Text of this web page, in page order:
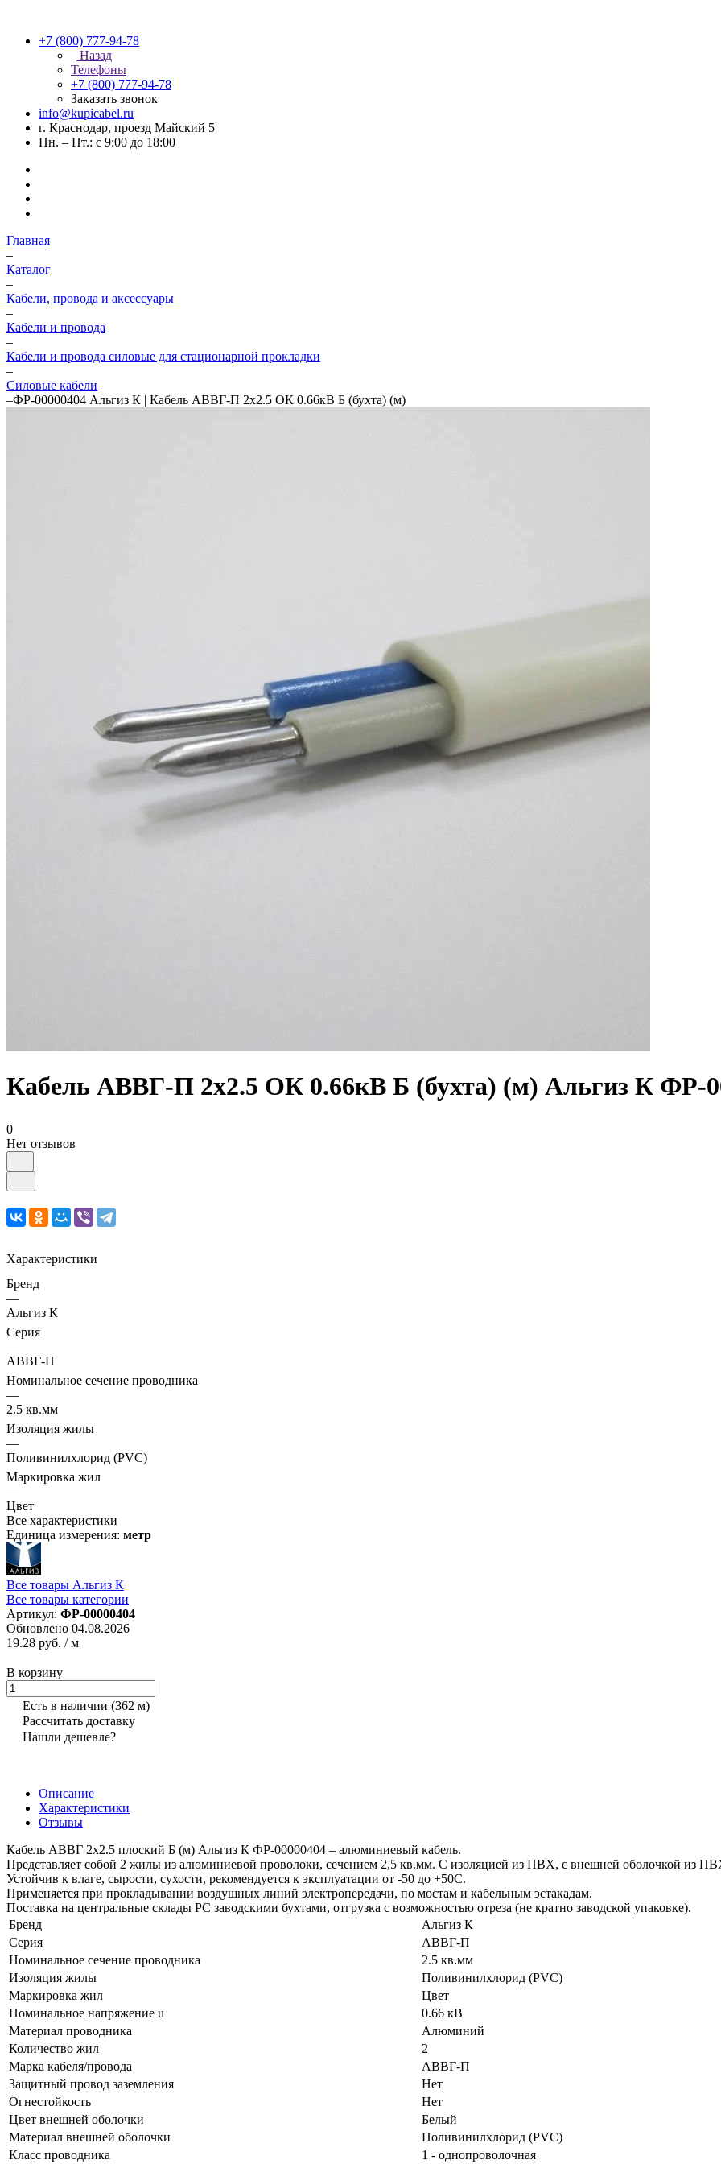
+7 (800) 777-94-78
Назад
Телефоны
+7 (800) 777-94-78
Заказать звонок
info@kupicabel.ru
г. Краснодар, проезд Майский 5
Пн. – Пт.: с 9:00 до 18:00
Главная
–
Каталог
–
Кабели, провода и аксессуары
–
Кабели и провода
–
Кабели и провода силовые для стационарной прокладки
–
Силовые кабели
–ФР-00000404 Альгиз К | Кабель АВВГ-П 2х2.5 ОК 0.66кВ Б (бухта) (м)
Кабель АВВГ-П 2х2.5 ОК 0.66кВ Б (бухта) (м) Альгиз К ФР-
0
Нет отзывов
Характеристики
Бренд
—
Альгиз К
Серия
—
АВВГ-П
Номинальное сечение проводника
—
2.5 кв.мм
Изоляция жилы
—
Поливинилхлорид (PVC)
Маркировка жил
—
Цвет
Все характеристики
Единица измерения: метр
Все товары Альгиз К
Все товары категории
Артикул: ФР-00000404
Обновлено 04.08.2026
19.28 руб. / м
В корзину
Есть в наличии (362 м)
Рассчитать доставку
Нашли дешевле?
Описание
Характеристики
Отзывы
Кабель АВВГ 2х2.5 плоский Б (м) Альгиз К ФР-00000404 – алюминиевый кабель.
Представляет собой 2 жилы из алюминиевой проволоки, сечением 2,5 кв.мм. С изоляцией из ПВХ, с внешней оболочкой из
Устойчив к влаге, сырости, сухости, рекомендуется к эксплуатации от -50 до +50С.
Применяется при прокладывании воздушных линий электропередачи, по мостам и кабельным эстакадам.
Поставка на центральные склады РС заводскими бухтами, отгрузка с возможностью отреза (не кратно заводской упаковке).
Бренд
Альгиз К
Серия
АВВГ-П
Номинальное сечение проводника
2.5 кв.мм
Изоляция жилы
Поливинилхлорид (PVC)
Маркировка жил
Цвет
Номинальное напряжение u
0.66 кВ
Материал проводника
Алюминий
Количество жил
2
Марка кабеля/провода
АВВГ-П
Защитный провод заземления
Нет
Огнестойкость
Нет
Цвет внешней оболочки
Белый
Материал внешней оболочки
Поливинилхлорид (PVC)
Класс проводника
1 - однопроволочная